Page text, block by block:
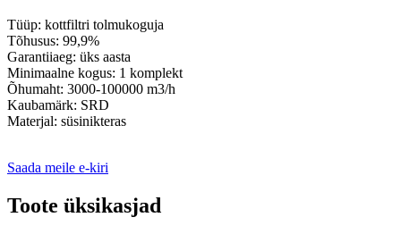
Tüüp: kottfiltri tolmukoguja
Tõhusus: 99,9%
Garantiiaeg: üks aasta
Minimaalne kogus: 1 komplekt
Õhumaht: 3000-100000 m3/h
Kaubamärk: SRD
Materjal: süsinikteras
Saada meile e-kiri
Toote üksikasjad